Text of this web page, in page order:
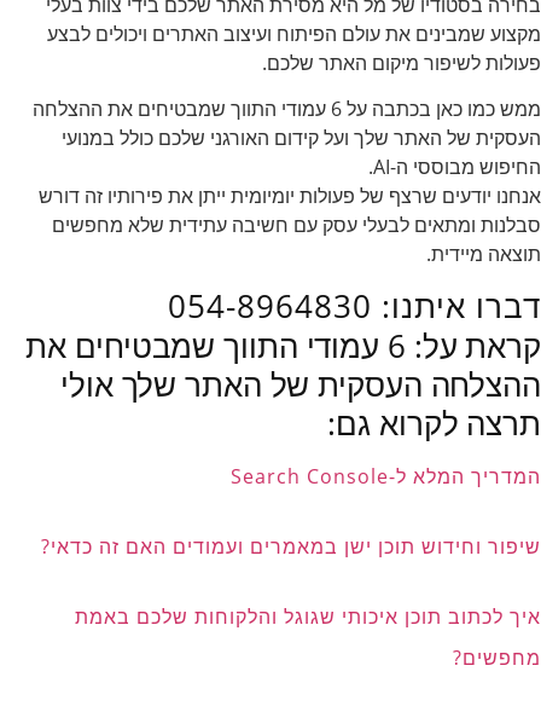
מקצוע שמבינים את עולם הפיתוח ועיצוב האתרים ויכולים לבצע
פעולות לשיפור מיקום האתר שלכם.
ממש כמו כאן בכתבה על 6 עמודי התווך שמבטיחים את ההצלחה
העסקית של האתר שלך ועל קידום האורגני שלכם כולל במנועי
החיפוש מבוססי ה-AI.
אנחנו יודעים שרצף של פעולות יומיומית ייתן את פירותיו זה דורש
סבלנות ומתאים לבעלי עסק עם חשיבה עתידית שלא מחפשים
תוצאה מיידית.
דברו איתנו: 054-8964830
קראת על: 6 עמודי התווך שמבטיחים את
ההצלחה העסקית של האתר שלך אולי
תרצה לקרוא גם:
המדריך המלא ל-Search Console
שיפור וחידוש תוכן ישן במאמרים ועמודים האם זה כדאי?
איך לכתוב תוכן איכותי שגוגל והלקוחות שלכם באמת
מחפשים?